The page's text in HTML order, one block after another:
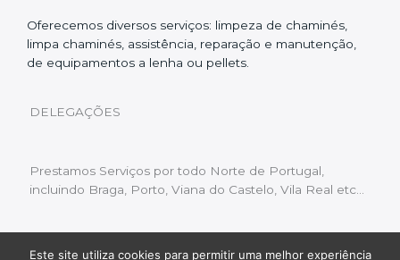
Oferecemos diversos serviços: limpeza de chaminés,
limpa chaminés, assistência, reparação e manutenção,
de equipamentos a lenha ou pellets.
DELEGAÇÕES
Prestamos Serviços por todo Norte de Portugal,
incluindo Braga, Porto, Viana do Castelo, Vila Real etc…
Este site utiliza cookies para permitir uma melhor experiência